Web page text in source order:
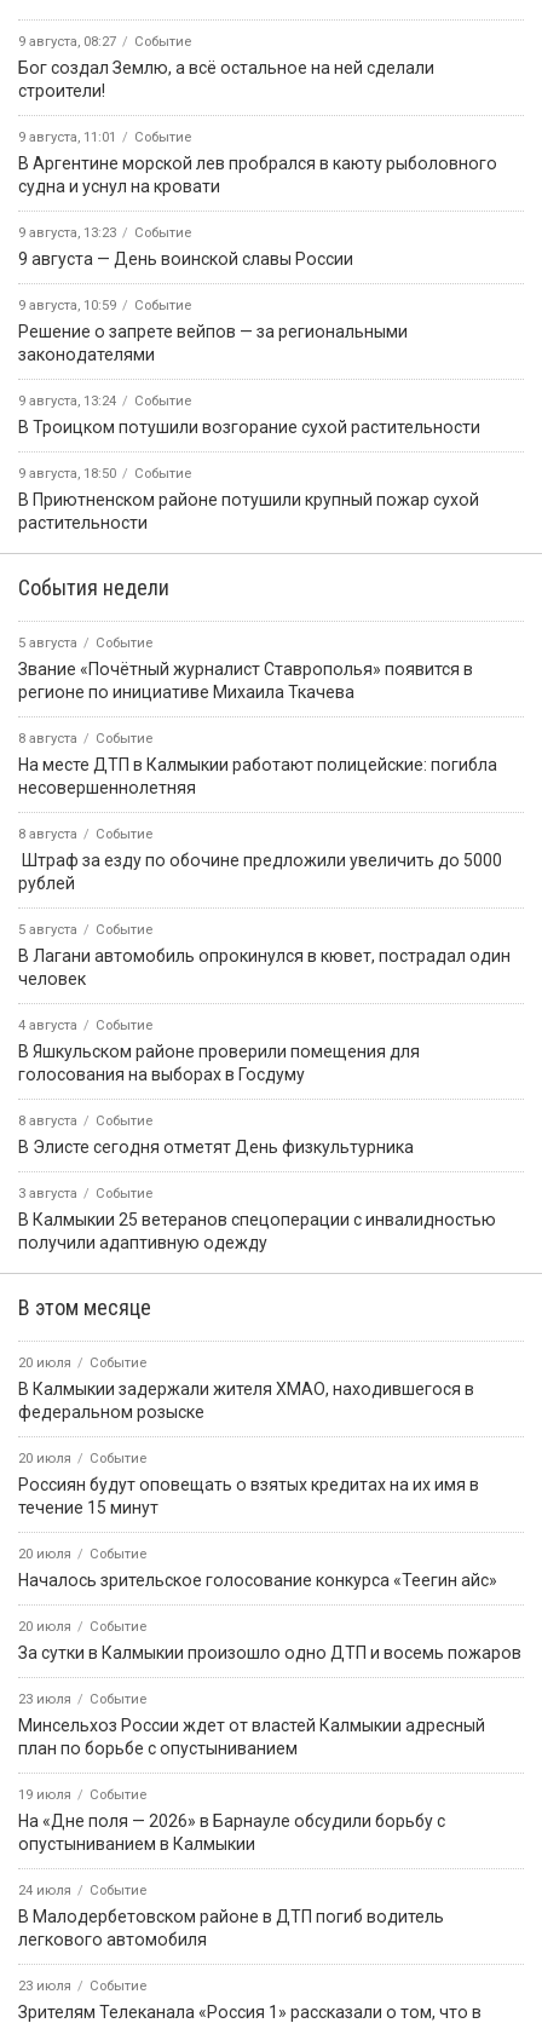
9 августа, 08:27 Событие
Бог создал Землю, а всё остальное на ней сделали
строители!
9 августа, 11:01 Событие
В Аргентине морской лев пробрался в каюту рыболовного
судна и уснул на кровати
9 августа, 13:23 Событие
9 августа — День воинской славы России
9 августа, 10:59 Событие
Решение о запрете вейпов — за региональными
законодателями
9 августа, 13:24 Событие
В Троицком потушили возгорание сухой растительности
9 августа, 18:50 Событие
В Приютненском районе потушили крупный пожар сухой
растительности
События недели
5 августа Событие
Звание «Почётный журналист Ставрополья» появится в
регионе по инициативе Михаила Ткачева
8 августа Событие
На месте ДТП в Калмыкии работают полицейские: погибла
несовершеннолетняя
8 августа Событие
️ Штраф за езду по обочине предложили увеличить до 5000
рублей
5 августа Событие
В Лагани автомобиль опрокинулся в кювет, пострадал один
человек
4 августа Событие
В Яшкульском районе проверили помещения для
голосования на выборах в Госдуму
8 августа Событие
В Элисте сегодня отметят День физкультурника
3 августа Событие
В Калмыкии 25 ветеранов спецоперации с инвалидностью
получили адаптивную одежду
В этом месяце
20 июля Событие
В Калмыкии задержали жителя ХМАО, находившегося в
федеральном розыске
20 июля Событие
Россиян будут оповещать о взятых кредитах на их имя в
течение 15 минут
20 июля Событие
Началось зрительское голосование конкурса «Теегин айс»
20 июля Событие
За сутки в Калмыкии произошло одно ДТП и восемь пожаров
23 июля Событие
Минсельхоз России ждет от властей Калмыкии адресный
план по борьбе с опустыниванием
19 июля Событие
На «Дне поля — 2026» в Барнауле обсудили борьбу с
опустыниванием в Калмыкии
24 июля Событие
В Малодербетовском районе в ДТП погиб водитель
легкового автомобиля
23 июля Событие
Зрителям Телеканала «Россия 1» рассказали о том, что в